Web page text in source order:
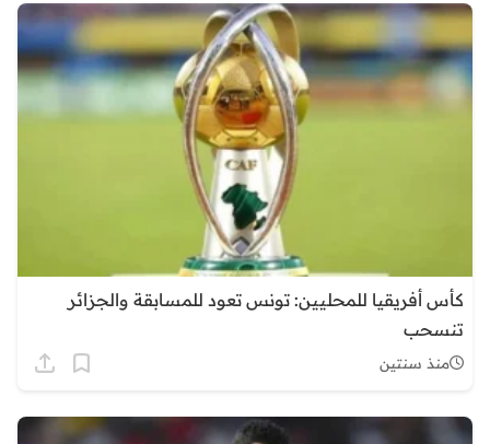
كأس أفريقيا للمحليين: تونس تعود للمسابقة والجزائر
تنسحب
منذ سنتين